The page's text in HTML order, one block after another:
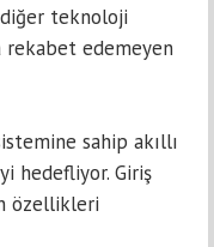
diğer teknoloji
rekabet edemeyen
sahip akıllı
hedefliyor. Giriş
özellikleri